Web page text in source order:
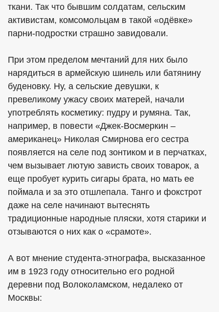
ткани. Так что бывшим солдатам, сельским
активистам, комсомольцам в такой «одёвке»
парни-подростки страшно завидовали.
При этом пределом мечтаний для них было
нарядиться в армейскую шинель или батянину
буденовку. Ну, а сельские девушки, к
превеликому ужасу своих матерей, начали
употреблять косметику: пудру и румяна. Так,
например, в повести «Джек-Восмеркин –
американец» Николая Смирнова его сестра
появляется на селе под зонтиком и в перчатках,
чем вызывает лютую зависть своих товарок, а
еще пробует курить сигары брата, но мать ее
поймала и за это отшлепала. Танго и фокстрот
даже на селе начинают вытеснять
традиционные народные пляски, хотя старики и
отзываются о них как о «срамоте».
А вот мнение студента-этнографа, высказанное
им в 1923 году относительно его родной
деревни под Волоколамском, недалеко от
Москвы: